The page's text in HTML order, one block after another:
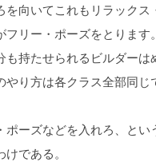
を向いてこれもリラック
フリー・ポーズをとりま
も持たせられるビルダー
やり方は各クラス全部同じ
ーズなどを入れろ、とい
である。